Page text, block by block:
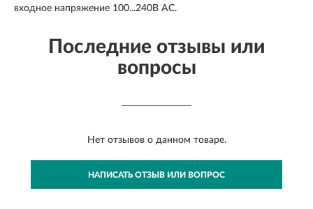
входное напряжение 100...240В AC.
Последние отзывы или
вопросы
Нет отзывов о данном товаре.
НАПИСАТЬ ОТЗЫВ ИЛИ ВОПРОС